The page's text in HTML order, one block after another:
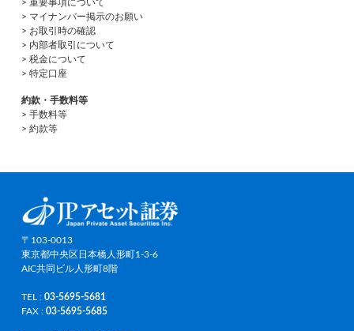
> 重要事項について
> マイナンバー掲示のお願い
> お取引時の確認
> 内部者取引について
> 税金について
> 特定口座
約款・手数料等
> 手数料等
> 約款等
〒103-0013
東京都中央区日本橋人形町1-3-6
AIC共同ビル人形町8階
TEL : 03-5695-5681
FAX : 03-5695-5685